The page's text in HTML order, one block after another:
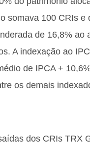
somava 100 CRIs
de 16,8%
A indexação ao
de IPCA +
os demais
dos CRIs TRX